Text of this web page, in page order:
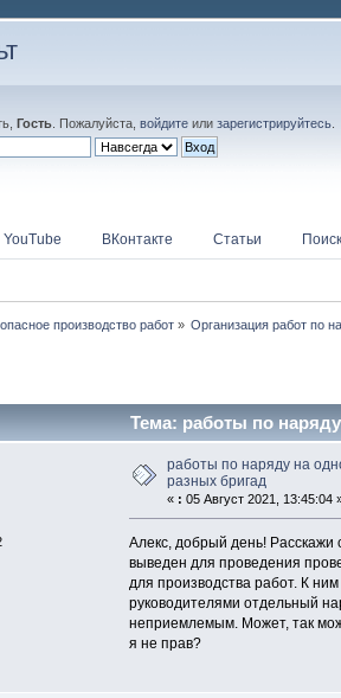
Гость . Пожалуйста, войдите или зарегистрируйтесь
YouTube ВКонтакте Статьи Поиск
производство работ» Организация работ по
Тема: работы по
работы по наряду на
разных бригад
« : 05 Август 2021, 13:45:04
Алекс, добрый день!
выведен для проведения
для производства работ. К
руководителями отдельный
неприемлемым. Может, так
я не прав?